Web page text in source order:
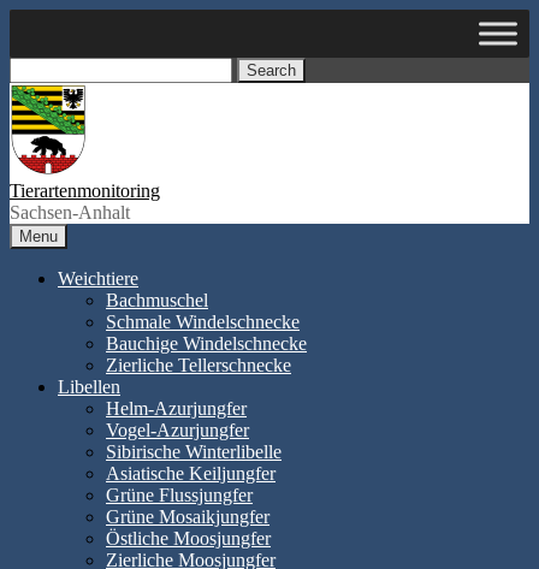
content
Tierartenmonitoring
Sachsen-Anhalt
Menu
Weichtiere
Bachmuschel
Schmale Windelschnecke
Bauchige Windelschnecke
Zierliche Tellerschnecke
Libellen
Helm-Azurjungfer
Vogel-Azurjungfer
Sibirische Winterlibelle
Asiatische Keiljungfer
Grüne Flussjungfer
Grüne Mosaikjungfer
Östliche Moosjungfer
Zierliche Moosjungfer